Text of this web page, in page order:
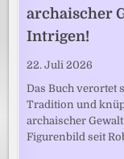
archaischer
Intrigen!
22. Juli 2026
Das Buch verortet
Tradition und
archaischer
Figurenbild seit